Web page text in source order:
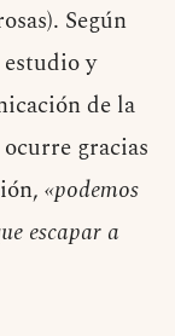
Según
y
de la
gracias
«podemos
escapar a